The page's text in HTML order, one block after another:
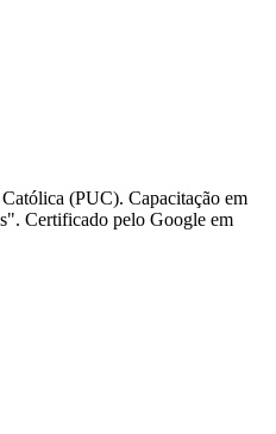
(PUC). Capacitação em
Certificado pelo Google em